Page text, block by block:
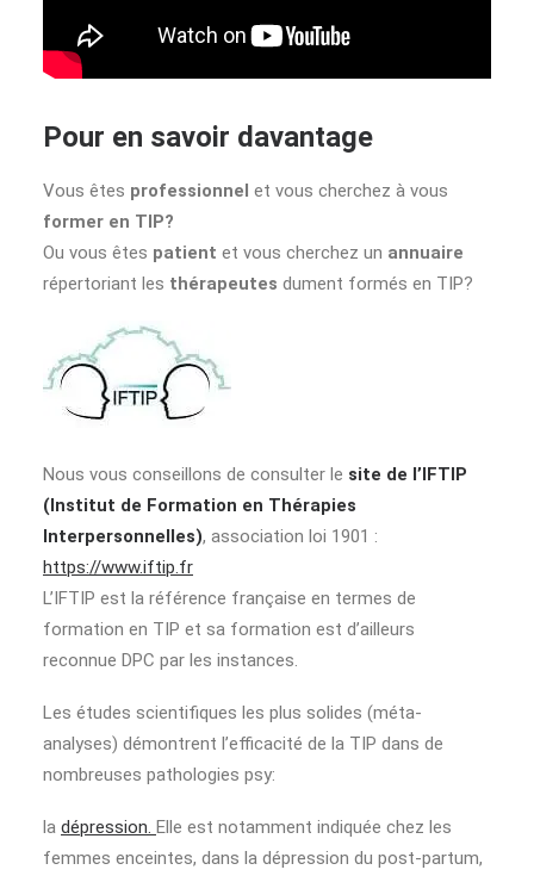
Pour en savoir davantage
Vous êtes professionnel et vous cherchez à vous
former en TIP?
Ou vous êtes patient et vous cherchez un annuaire
répertoriant les thérapeutes dument formés en TIP?
Nous vous conseillons de consulter le site de l’IFTIP
(Institut de Formation en Thérapies
Interpersonnelles), association loi 1901 :
https://www.iftip.fr
L’IFTIP est la référence française en termes de
formation en TIP et sa formation est d’ailleurs
reconnue DPC par les instances.
Les études scientifiques les plus solides (méta-
analyses) démontrent l’efficacité de la TIP dans de
nombreuses pathologies psy:
la dépression. Elle est notamment indiquée chez les
femmes enceintes, dans la dépression du post-partum,